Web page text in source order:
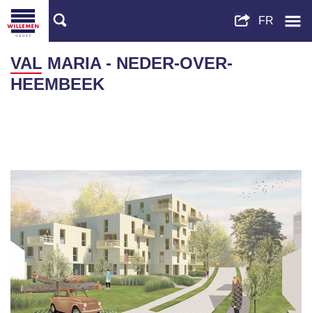
VAL MARIA - NEDER-OVER-
HEEMBEEK